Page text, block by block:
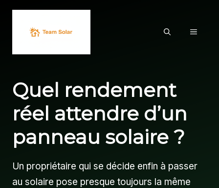
Aller
contenu
MENU
Quel rendement
réel attendre d’un
panneau solaire ?
Un propriétaire qui se décide enfin à passer
au solaire pose presque toujours la même